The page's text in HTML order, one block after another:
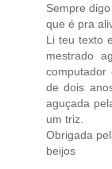
Sempre
que é pra
Li teu texto
mestrado
de dois
aguçada
um triz.
Obrigada
beijos